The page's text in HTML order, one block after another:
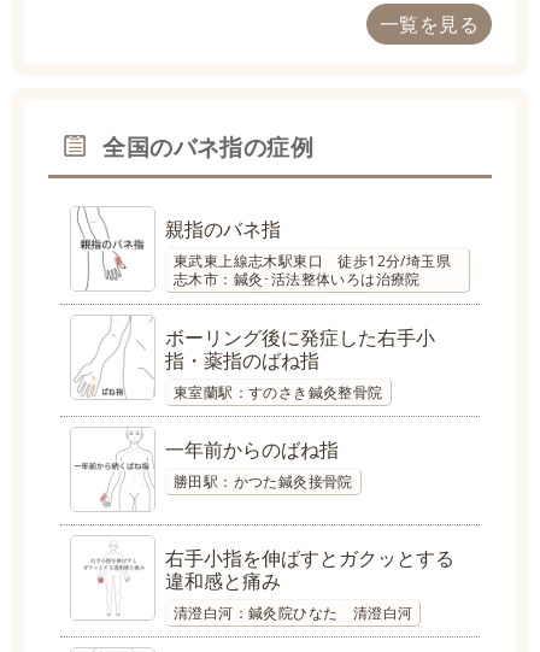
一覧を見る
全国のバネ指の症例
親指のバネ指
東武東上線志木駅東口 徒歩12分/埼玉県
志木市：鍼灸･活法整体いろは治療院
ボーリング後に発症した右手小
指・薬指のばね指
東室蘭駅：すのさき鍼灸整骨院
一年前からのばね指
勝田駅：かつた鍼灸接骨院
右手小指を伸ばすとガクッとする
違和感と痛み
清澄白河：鍼灸院ひなた 清澄白河